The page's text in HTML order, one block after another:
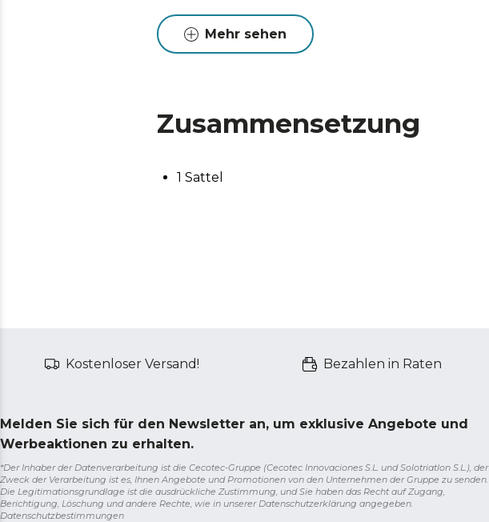
Mehr sehen
Zusammensetzung
1 Sattel
Kostenloser Versand! Bezahlen in Raten
Melden Sie sich für den Newsletter an, um exklusive Angebote und
Werbeaktionen zu erhalten.
*Der Inhaber der Datenverarbeitung ist die Cecotec-Gruppe (Cecotec Innovaciones S.L. und Solotriatlon S.L.), der
Zweck der Verarbeitung ist es, Ihnen Angebote und Promotionen von den Unternehmen der Gruppe zu senden.
Die Legitimationsgrundlage ist die ausdrückliche Zustimmung, und Sie haben das Recht auf Zugang,
Berichtigung, Löschung und andere Rechte, wie in unserer Datenschutzerklärung angegeben.
Datenschutzbestimmungen